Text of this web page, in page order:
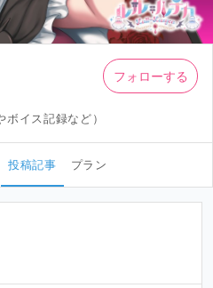
イス記録など）
フォローする
投稿記事 プラン